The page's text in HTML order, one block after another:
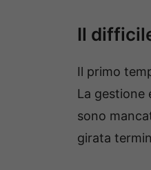
Il
Il primo
La gestione
sono
girata